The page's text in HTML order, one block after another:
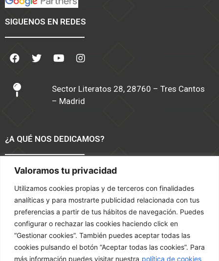
Valoramos tu privacidad
Utilizamos cookies propias y de terceros con finalidades
analíticas y para mostrarte publicidad relacionada con tus
preferencias a partir de tus hábitos de navegación. Puedes
configurar o rechazar las cookies haciendo click en
“Gestionar cookies”. También puedes aceptar todas las
cookies pulsando el botón “Aceptar todas las cookies”. Para
más información puedes visitar nuestra política de cookies
SIGUENOS EN REDES
Sector Literatos 28, 28760 – Tres Cantos
– Madrid
¿A QUÉ NOS DEDICAMOS?
Software TPV Moda y Calzado
Tiendas Online
Servicios
Marketing
TÉRMINOS Y CONDICIONES